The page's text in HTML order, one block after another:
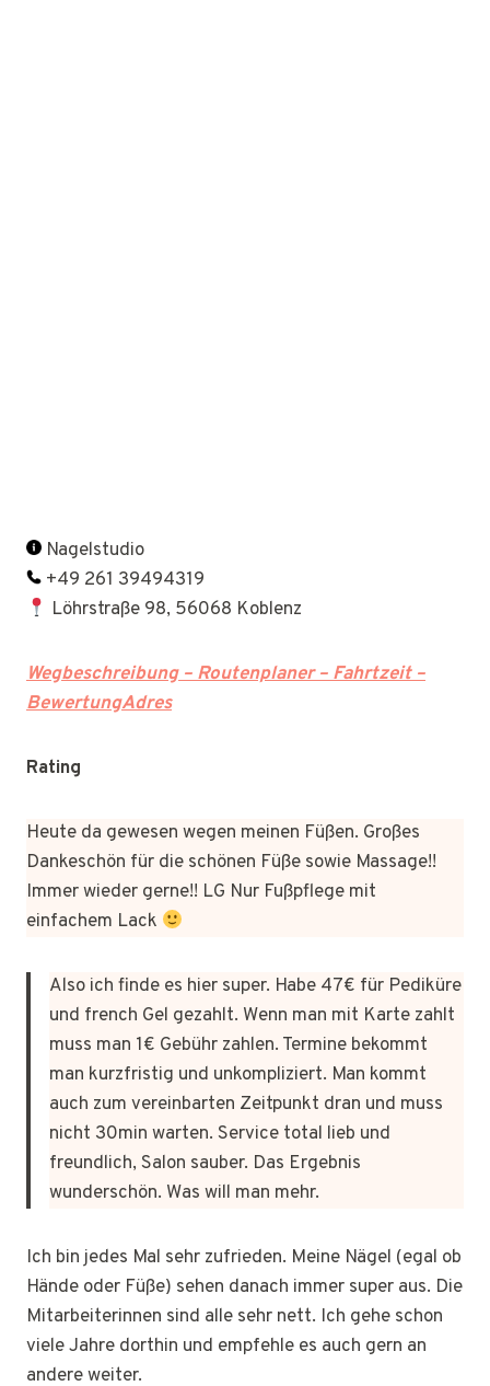
Nagelstudio
+49 261 39494319
Löhrstraße 98, 56068 Koblenz
Wegbeschreibung – Routenplaner – Fahrtzeit –
BewertungAdres
Rating
Heute da gewesen wegen meinen Füßen. Großes
Dankeschön für die schönen Füße sowie Massage!!
Immer wieder gerne!! LG Nur Fußpflege mit
einfachem Lack
Also ich finde es hier super. Habe 47€ für Pediküre
und french Gel gezahlt. Wenn man mit Karte zahlt
muss man 1€ Gebühr zahlen. Termine bekommt
man kurzfristig und unkompliziert. Man kommt
auch zum vereinbarten Zeitpunkt dran und muss
nicht 30min warten. Service total lieb und
freundlich, Salon sauber. Das Ergebnis
wunderschön. Was will man mehr.
Ich bin jedes Mal sehr zufrieden. Meine Nägel (egal ob
Hände oder Füße) sehen danach immer super aus. Die
Mitarbeiterinnen sind alle sehr nett. Ich gehe schon
viele Jahre dorthin und empfehle es auch gern an
andere weiter.